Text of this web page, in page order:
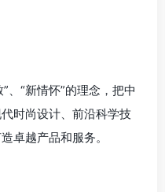
、“新情怀”的理念，把中
时尚设计、前沿科学技
卓越产品和服务。